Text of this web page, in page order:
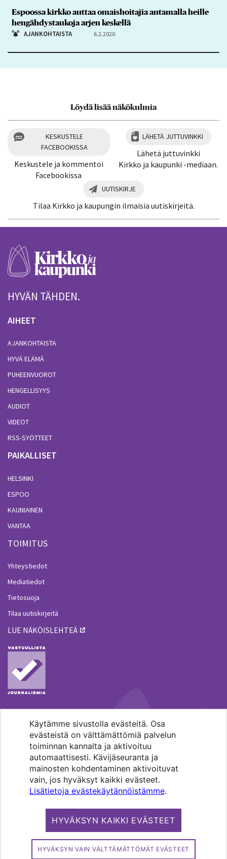
Käytämme sivustolla evästeitä. Osa
evästeistä on välttämättömiä palvelun
toiminnan kannalta ja aktivoituu
automaattisesti. Kävijäseuranta ja
mainosten kohdentaminen aktivoituvat
vain, jos hyväksyt kaikki evästeet.
Lisätietoja evästekäytännöistämme.
HYVÄKSYN KAIKKI EVÄSTEET
HYVÄKSYN VAIN VÄLTTÄMÄTTÖMÄT EVÄSTEET
Espoossa kirkko auttaa omaishoitajia antamalla heille
hengähdystaukoja arjen keskellä
AJANKOHTAISTA 6.2.2020
Löydä lisää näkökulmia
KESKUSTELE
FACEBOOKISSA
Keskustele ja kommentoi
Facebookissa
LÄHETÄ JUTTUVINKKI
Lähetä juttuvinkki
Kirkko ja kaupunki -mediaan.
UUTISKIRJE
Tilaa Kirkko ja kaupungin ilmaisia uutiskirjeitä.
HYVÄN TÄHDEN.
AIHEET
AJANKOHTAISTA
HYVÄ ELÄMÄ
PUHEENVUOROT
HENGELLISYYS
AUDIOT
VIDEOT
RSS-SYÖTTEET
PAIKALLISET
HELSINKI
ESPOO
KAUNIAINEN
VANTAA
TOIMITUS
Yhteystiedot
Mediatiedot
Tietosuoja
Tilaa uutiskirjeitä
LUE NÄKÖISLEHTEÄ
MENOHAKU
Pääkaupunkiseudun evankelis-
luterilaisten seurakuntien media.
Copyright 2026. Kirkko ja kaupunki. All
rights reserved.